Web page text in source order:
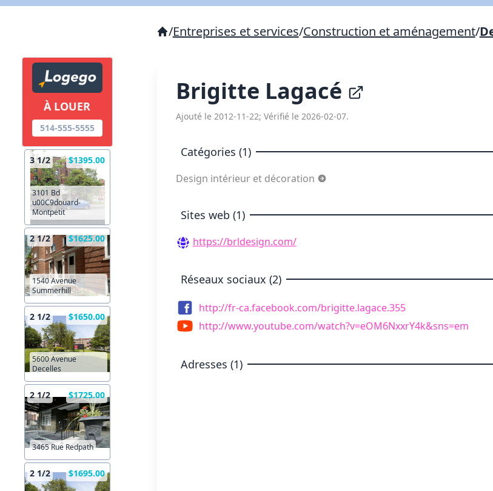
À LOUER
514-555-5555
3 1/2 $1395.00
3101 Bd
u00C9douard-
Montpetit
2 1/2 $1625.00
1540 Avenue
Summerhill
2 1/2 $1650.00
5600 Avenue
Decelles
2 1/2 $1725.00
3465 Rue Redpath
2 1/2 $1695.00
/Entreprises et services/Construction et aménagement/
Brigitte Lagacé
Ajouté le 2012-11-22; Vérifié le 2026-02-07.
Catégories (1)
Design intérieur et décoration
Sites web (1)
https://brldesign.com/
Réseaux sociaux (2)
http://fr-ca.facebook.com/brigitte.lagace.355
http://www.youtube.com/watch?v=eOM6NxxrY4k&sns=em
Adresses (1)
X Fermer